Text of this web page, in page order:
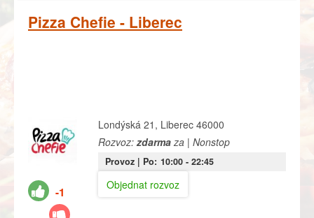
Pizza Chefie - Liberec
-1
Londýská 21, Liberec 46000
Rozvoz:zdarmaza | Nonstop
Provoz | Po: 10:00- 22:45
Objednat rozvoz